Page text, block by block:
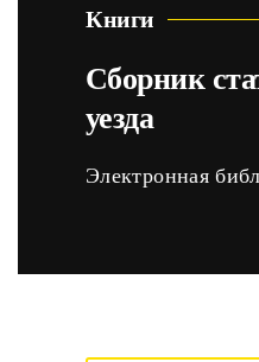
Книги
Сборник
уезда
Электронная